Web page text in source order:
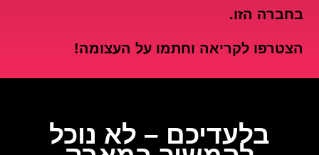
בחברה הזו.
הצטרפו לקריאה וחתמו על העצומה!
בלעדיכם – לא נוכל